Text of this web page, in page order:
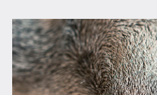
ログイン
会員規約について